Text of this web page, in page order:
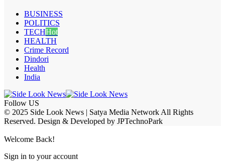
BUSINESS
POLITICS
TECHHot
HEALTH
Crime Record
Dindori
Health
India
Follow US
© 2025 Side Look News | Satya Media Network All Rights
Reserved. Design & Developed by JPTechnoPark
Welcome Back!
Sign in to your account